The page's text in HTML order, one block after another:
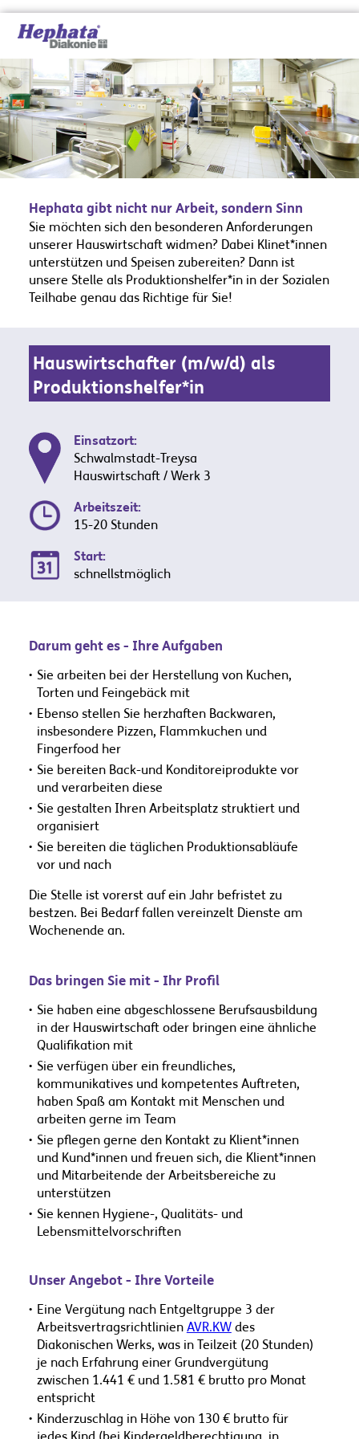
Hephata gibt nicht nur Arbeit, sondern Sinn
Sie möchten sich den besonderen Anforderungen
unserer Hauswirtschaft widmen? Dabei Klinet*innen
unterstützen und Speisen zubereiten? Dann ist
unsere Stelle als Produktionshelfer*in in der Sozialen
Teilhabe genau das Richtige für Sie!
Hauswirtschafter (m/w/d) als
Produktionshelfer*in
Einsatzort:
Schwalmstadt-Treysa
Hauswirtschaft / Werk 3
Arbeitszeit:
15-20 Stunden
Start:
schnellstmöglich
Darum geht es - Ihre Aufgaben
Sie arbeiten bei der Herstellung von Kuchen,
Torten und Feingebäck mit
Ebenso stellen Sie herzhaften Backwaren,
insbesondere Pizzen, Flammkuchen und
Fingerfood her
Sie bereiten Back-und Konditoreiprodukte vor
und verarbeiten diese
Sie gestalten Ihren Arbeitsplatz struktiert und
organisiert
Sie bereiten die täglichen Produktionsabläufe
vor und nach
Die Stelle ist vorerst auf ein Jahr befristet zu
bestzen. Bei Bedarf fallen vereinzelt Dienste am
Wochenende an.
Das bringen Sie mit - Ihr Profil
Sie haben eine abgeschlossene Berufsausbildung
in der Hauswirtschaft oder bringen eine ähnliche
Qualifikation mit
Sie verfügen über ein freundliches,
kommunikatives und kompetentes Auftreten,
haben Spaß am Kontakt mit Menschen und
arbeiten gerne im Team
Sie pflegen gerne den Kontakt zu Klient*innen
und Kund*innen und freuen sich, die Klient*innen
und Mitarbeitende der Arbeitsbereiche zu
unterstützen
Sie kennen Hygiene-, Qualitäts- und
Lebensmittelvorschriften
Unser Angebot - Ihre Vorteile
Eine Vergütung nach Entgeltgruppe 3 der
ArbeitsvertragsrichtlinienAVR.KWdes
Diakonischen Werks, was in Teilzeit (20 Stunden)
je nach Erfahrung einer Grundvergütung
zwischen 1.441 € und 1.581 € brutto pro Monat
entspricht
Kinderzuschlag in Höhe von 130 € brutto für